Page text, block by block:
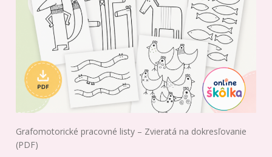
Grafomotorické pracovné listy – Zvieratá na dokresľovanie
(PDF)